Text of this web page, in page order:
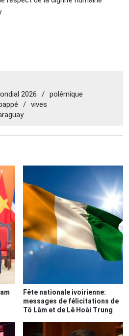
2026 / polémique
/ vives
Fête nationale ivoirienne:
messages de félicitations de
Tô Lâm et de Lê Hoài Trung